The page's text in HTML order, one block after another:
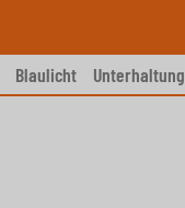
Blaulicht Unterhaltung